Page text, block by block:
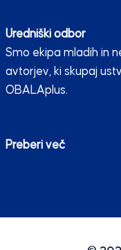
Uredniški odbor
Smo ekipa mladih in
avtorjev, ki skupaj
OBALAplus.
Preberi več